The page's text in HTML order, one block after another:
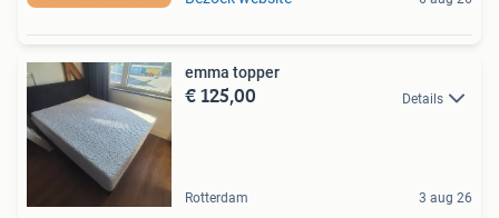
emma topper
€ 125,00 Details
Rotterdam 3 aug 26